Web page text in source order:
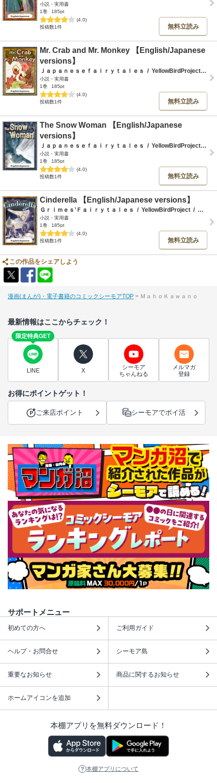
小説・実用書
1巻
185pt
(4.0)
投稿数1件
無料立読み
Mr. Crab and Mr. Monkey 【English/Japanese
versions】
Ｊａｐａｎｅｓｅｆａｉｒｙｔａｌｅｓ / YellowBirdProject /
小説・実用書
1巻
185pt
(4.0)
投稿数1件
無料立読み
The Snow Woman 【English/Japanese
versions】
Ｊａｐａｎｅｓｅｆａｉｒｙｔａｌｅｓ / YellowBirdProject /
小説・実用書
1巻
185pt
(4.0)
投稿数1件
無料立読み
Cinderella 【English/Japanese versions】
Ｇｒｉｍｅｓ’Ｆａｉｒｙｔａｌｅｓ / YellowBirdProject /
小説・実用書
1巻
185pt
(4.0)
投稿数1件
無料立読み
この作品をシェアしよう
漫画(まんが)・電子書籍のコミックシーモアTOP ＭａｈｏＫａｗａｎｏ
最新情報はここからチェック！
限定特典GET
LINE X
シーモア
ちゃんねる
メルマガ
登録
お得にポイントゲット！
ご来店ポイント シーモアでポイ活
サポートメニュー
初めての方へ ご利用ガイド
ヘルプ・お問合せ シーモア島
重要なお知らせ 商品に関するお知らせ
ホームアイコンを追加
本棚アプリを無料ダウンロード！
本棚アプリについて